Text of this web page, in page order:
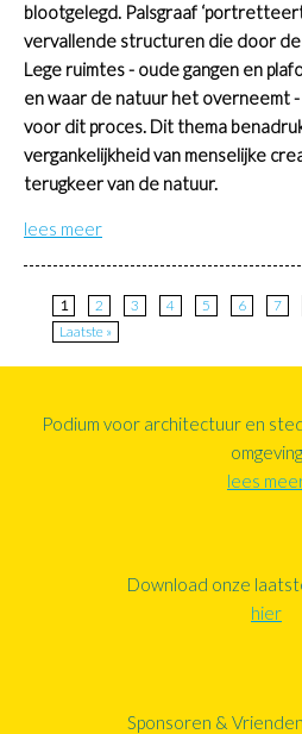
blootgelegd. Palsgraaf
vervallende structuren die door
Lege ruimtes - oude gangen en
en waar de natuur het overneemt
voor dit proces. Dit thema
vergankelijkheid van menselijke
terugkeer van de natuur.
lees meer
Paginatie
Huidige
pagina
1 Page
2 Page
3 Page
4 Page
5 Page
6 Page
7
Laatste
pagina
Laatste »
Podium voor architectuur en
omgeving
lees
Download onze
hier
Sponsoren &